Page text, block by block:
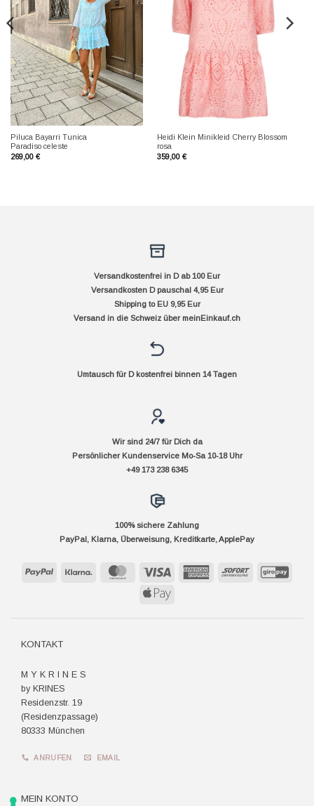
Piluca Bayarri Tunica
Paradiso celeste
269,00 €
Heidi Klein Minikleid Cherry Blossom
rosa
359,00 €
Versandkostenfrei in D ab 100 Eur
Versandkosten D pauschal 4,95 Eur
Shipping to EU 9,95 Eur
Versand in die Schweiz über meinEinkauf.ch
Umtausch für D kostenfrei binnen 14 Tagen
Wir sind 24/7 für Dich da
Persönlicher Kundenservice Mo-Sa 10-18 Uhr
+49 173 238 6345
100% sichere Zahlung
PayPal, Klarna, Überweisung, Kreditkarte, ApplePay
PayPal Klarna MasterCard Visa
AmericanSofort
Apple
KONTAKT
M Y K R I N E S
by KRINES
Residenzstr. 19
(Residenzpassage)
80333 München
ANRUFEN EMAIL
MEIN KONTO